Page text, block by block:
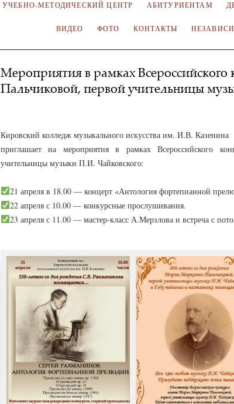
УЧЕБНО-МЕТОДИЧЕСКИЙ ЦЕНТР АБИТУРИЕНТАМ
ВИДЕО ФОТО КОНТАКТЫ
Мероприятия в рамках
Пальчиковой, первой учительницы
Кировский колледж музыкального искусства им. И.В. Казенина
приглашает на мероприятия в рамках Всероссийского
учительницы музыки П.И. Чайковского:
21 апреля в 18.00 — концерт «Антология фортепианной
22 апреля с 10.00 — конкурсные прослушивания.
23 апреля с 11.00 — мастер-класс А.Мерзлова и встреча с